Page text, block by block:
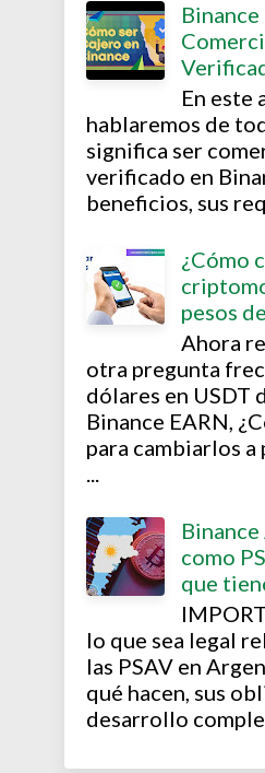
Binance
En este
hablaremos de
significa ser
verificado en
beneficios, sus
¿Cómo
pesos
Ahora
otra pregunta
dólares en USDT
Binance EARN,
para cambiarlos a
...
como
que
lo que sea legal
las PSAV en
qué hacen, sus
desarrollo